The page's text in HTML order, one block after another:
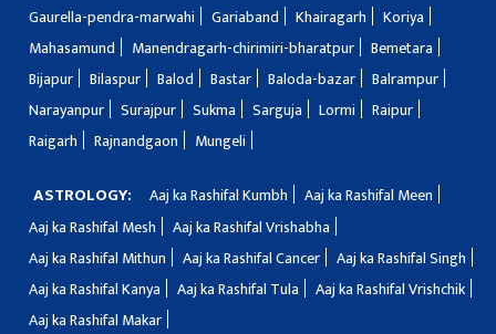
Gaurella-pendra-marwahi
Gariaband Khairagarh
Koriya
Mahasamund
Manendragarh-chirimiri-bharatpur
Bemetara
Bijapur
Bilaspur Balod Bastar Baloda-bazar
Balrampur
Narayanpur
Surajpur Sukma Sarguja Lormi
Raipur
Raigarh
Rajnandgaon Mungeli
ASTROLOGY: Aaj ka Rashifal Kumbh
Aaj ka Rashifal Meen
Aaj ka Rashifal Mesh
Aaj ka Rashifal Vrishabha
Aaj ka Rashifal Mithun
Aaj ka Rashifal Cancer
Aaj ka Rashifal Singh
Aaj ka Rashifal Kanya
Aaj ka Rashifal Tula
Aaj ka Rashifal Vrishchik
Aaj ka Rashifal Makar